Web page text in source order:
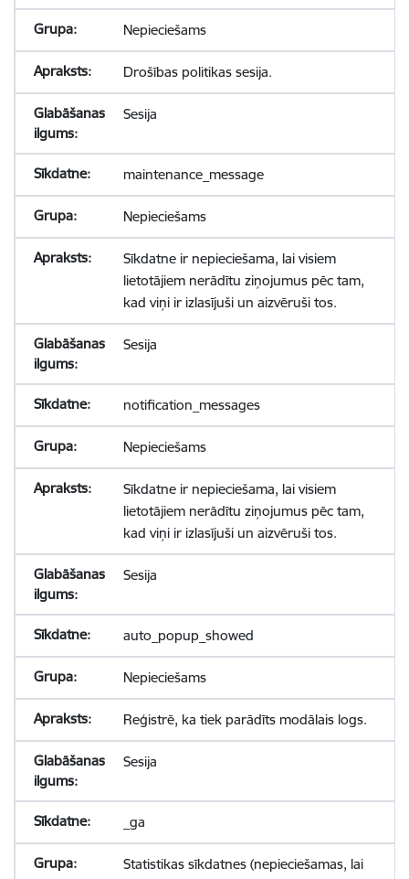
Nepieciešams
Drošības politikas sesija.
Sesija
maintenance_message
Nepieciešams
Sīkdatne ir nepieciešama, lai visiem
lietotājiem nerādītu ziņojumus pēc tam,
kad viņi ir izlasījuši un aizvēruši tos.
Sesija
notification_messages
Nepieciešams
Sīkdatne ir nepieciešama, lai visiem
lietotājiem nerādītu ziņojumus pēc tam,
kad viņi ir izlasījuši un aizvēruši tos.
Sesija
auto_popup_showed
Nepieciešams
Reģistrē, ka tiek parādīts modālais logs.
Sesija
_ga
Statistikas sīkdatnes (nepieciešamas, lai